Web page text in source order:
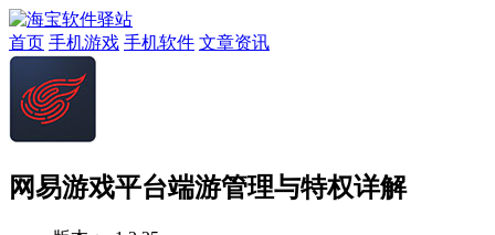
首页 手机游戏 手机软件 文章资讯
网易游戏平台端游管理与特权详解